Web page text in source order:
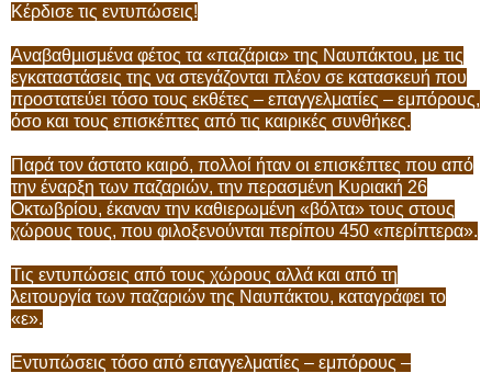
Κέρδισε τις εντυπώσεις!
Αναβαθμισμένα φέτος τα «παζάρια» της Ναυπάκτου, με τις
εγκαταστάσεις της να στεγάζονται πλέον σε κατασκευή που
προστατεύει τόσο τους εκθέτες – επαγγελματίες – εμπόρους,
όσο και τους επισκέπτες από τις καιρικές συνθήκες.
Παρά τον άστατο καιρό, πολλοί ήταν οι επισκέπτες που από
την έναρξη των παζαριών, την περασμένη Κυριακή 26
Οκτωβρίου, έκαναν την καθιερωμένη «βόλτα» τους στους
χώρους τους, που φιλοξενούνται περίπου 450 «περίπτερα».
Τις εντυπώσεις από τους χώρους αλλά και από τη
λειτουργία των παζαριών της Ναυπάκτου, καταγράφει το
«ε».
Εντυπώσεις τόσο από επαγγελματίες – εμπόρους –